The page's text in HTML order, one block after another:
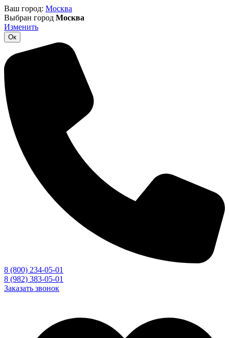
Ваш город: Москва
Выбран город Москва
Изменить
Ок
8 (800) 234-05-01
8 (982) 383-05-01
Заказать звонок